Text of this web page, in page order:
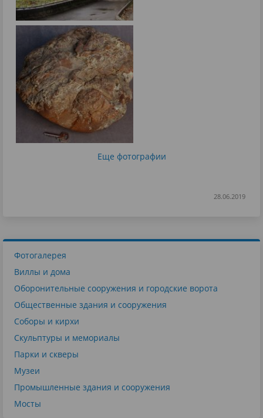
Еще фотографии
28.06.2019
Фотогалерея
Виллы и дома
Оборонительные сооружения и городские ворота
Общественные здания и сооружения
Соборы и кирхи
Скульптуры и мемориалы
Парки и скверы
Музеи
Промышленные здания и сооружения
Мосты